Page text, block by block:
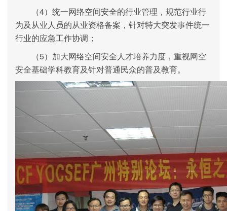
（4）统一网络空间安全的行业管理，规范行业行
为及从业人员的从业资格备案，针对特大突发事件统一
行业的应急工作协调；
（5）加大网络空间安全人才培养力度，重视网空
安全基础学科教育及针对普通民众的普及教育。